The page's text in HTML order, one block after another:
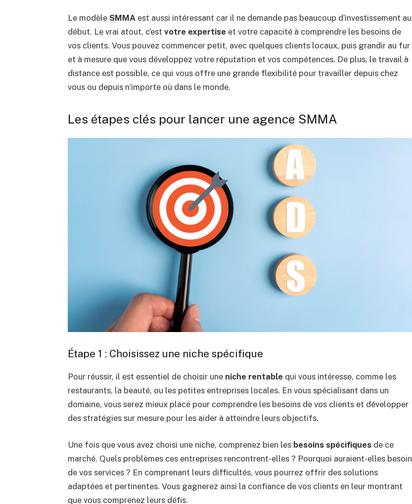
Le modèle SMMA est aussi intéressant car il ne demande pas beaucoup d’investissement au
début. Le vrai atout, c’est votre expertise et votre capacité à comprendre les besoins de
vos clients. Vous pouvez commencer petit, avec quelques clients locaux, puis grandir au fur
et à mesure que vous développez votre réputation et vos compétences. De plus, le travail à
distance est possible, ce qui vous offre une grande flexibilité pour travailler depuis chez
vous ou depuis n’importe où dans le monde.
Les étapes clés pour lancer une agence SMMA
Étape 1 : Choisissez une niche spécifique
Pour réussir, il est essentiel de choisir une niche rentable qui vous intéresse, comme les
restaurants, la beauté, ou les petites entreprises locales. En vous spécialisant dans un
domaine, vous serez mieux placé pour comprendre les besoins de vos clients et développer
des stratégies sur mesure pour les aider à atteindre leurs objectifs.
Une fois que vous avez choisi une niche, comprenez bien les besoins spécifiquesde ce
marché. Quels problèmes ces entreprises rencontrent-elles ? Pourquoi auraient-elles besoin
de vos services ? En comprenant leurs difficultés, vous pourrez offrir des solutions
adaptées et pertinentes. Vous gagnerez ainsi la confiance de vos clients en leur montrant
que vous comprenez leurs défis.